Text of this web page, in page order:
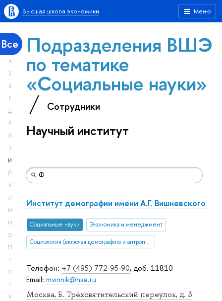
Меню
Высшая школа экономики
Все
А
Б
В
Г
Д
Е
Ж
З
И
Й
К
Л
М
Н
О
П
Р
С
Т
У
Подразделения ВШЭ
по тематике
«Социальные науки»
Сотрудники
Научный институт
Телефон: +7 (495) 772-95-90, доб. 11810
Email: mvinnik@hse.ru
Москва, Б. Трёхсвятительский переулок, д. 3
Институт демографии имени А.Г. Вишневского
Социальные науки Экономика и менеджмент
Социология (включая демографию и антропологию)